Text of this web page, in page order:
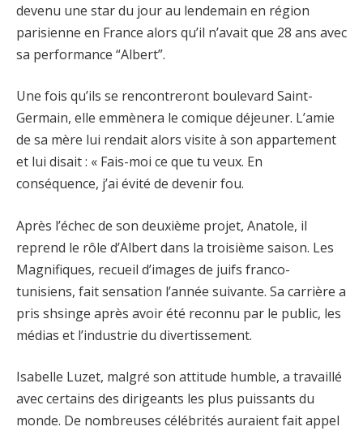
devenu une star du jour au lendemain en région
parisienne en France alors qu’il n’avait que 28 ans avec
sa performance “Albert”.
Une fois qu’ils se rencontreront boulevard Saint-
Germain, elle emmènera le comique déjeuner. L’amie
de sa mère lui rendait alors visite à son appartement
et lui disait : « Fais-moi ce que tu veux. En
conséquence, j’ai évité de devenir fou.
Après l’échec de son deuxième projet, Anatole, il
reprend le rôle d’Albert dans la troisième saison. Les
Magnifiques, recueil d’images de juifs franco-
tunisiens, fait sensation l’année suivante. Sa carrière a
pris shsinge après avoir été reconnu par le public, les
médias et l’industrie du divertissement.
Isabelle Luzet, malgré son attitude humble, a travaillé
avec certains des dirigeants les plus puissants du
monde. De nombreuses célébrités auraient fait appel